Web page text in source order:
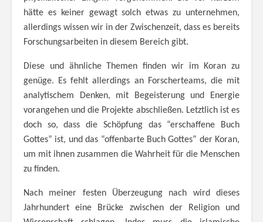
hätte es keiner gewagt solch etwas zu unternehmen,
allerdings wissen wir in der Zwischenzeit, dass es bereits
Forschungsarbeiten in diesem Bereich gibt.
Diese und ähnliche Themen finden wir im Koran zu
genüge. Es fehlt allerdings an Forscherteams, die mit
analytischem Denken, mit Begeisterung und Energie
vorangehen und die Projekte abschließen. Letztlich ist es
doch so, dass die Schöpfung das “erschaffene Buch
Gottes” ist, und das “offenbarte Buch Gottes” der Koran,
um mit ihnen zusammen die Wahrheit für die Menschen
zu finden.
Nach meiner festen Überzeugung nach wird dieses
Jahrhundert eine Brücke zwischen der Religion und